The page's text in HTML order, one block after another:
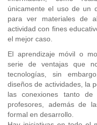
únicamente el uso de un
para ver materiales de
actividad con fines
el mejor caso.
El aprendizaje móvil o
serie de ventajas que
tecnologías, sin
diseños de actividades, la
las conexiones tanto
profesores, además de
formal en desarrollo.